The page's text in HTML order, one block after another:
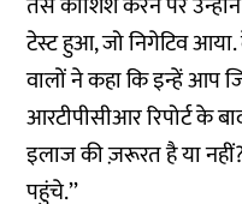
टेस्ट हुआ, जो निगेटिव
वालों ने कहा कि इन्हें आप
आरटीपीसीआर रिपोर्ट के
इलाज की ज़रूरत है या
पहुंचे.’’